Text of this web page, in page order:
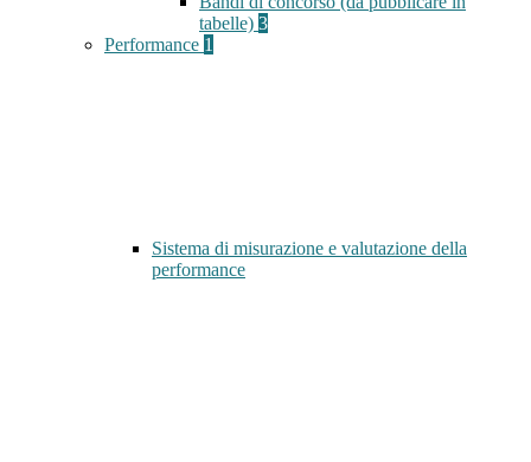
tabelle) 3
Performance 1
Sistema di misurazione e valutazione della
performance